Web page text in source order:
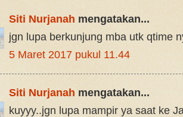
Siti Nurjanah mengatakan...
jgn lupa berkunjung mba utk qtime
5 Maret 2017 pukul 11.44
Siti Nurjanah mengatakan...
kuyyy..jgn lupa mampir ya saat ke